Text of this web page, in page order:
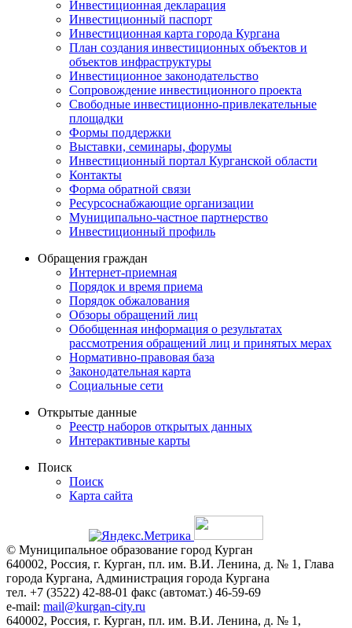
Инвестиционная декларация
Инвестиционный паспорт
Инвестиционная карта города Кургана
План создания инвестиционных объектов и
объектов инфраструктуры
Инвестиционное законодательство
Сопровождение инвестиционного проекта
Свободные инвестиционно-привлекательные
площадки
Формы поддержки
Выставки, семинары, форумы
Инвестиционный портал Курганской области
Контакты
Форма обратной связи
Ресурсоснабжающие организации
Муниципально-частное партнерство
Инвестиционный профиль
Обращения граждан
Интернет-приемная
Порядок и время приема
Порядок обжалования
Обзоры обращений лиц
Обобщенная информация о результатах
рассмотрения обращений лиц и принятых мерах
Нормативно-правовая база
Законодательная карта
Социальные сети
Открытые данные
Реестр наборов открытых данных
Интерактивные карты
Поиск
Поиск
Карта сайта
© Муниципальное образование город Курган
640002, Россия, г. Курган, пл. им. В.И. Ленина, д. № 1, Глава
города Кургана, Администрация города Кургана
тел. +7 (3522) 42-88-01 факс (автомат.) 46-59-69
e-mail: mail@kurgan-city.ru
640002, Россия, г. Курган, пл. им. В.И. Ленина, д. № 1,